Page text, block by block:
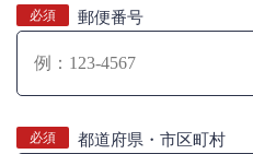
必須 郵便番号
必須 都道府県・市区町村